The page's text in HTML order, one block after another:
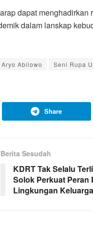
dapat menghadirkan
dalam lanskap
Abilowo
Seni Rupa
Share
Berita Sesudah
KDRT Tak Selalu
Solok Perkuat Peran
Lingkungan Keluarga